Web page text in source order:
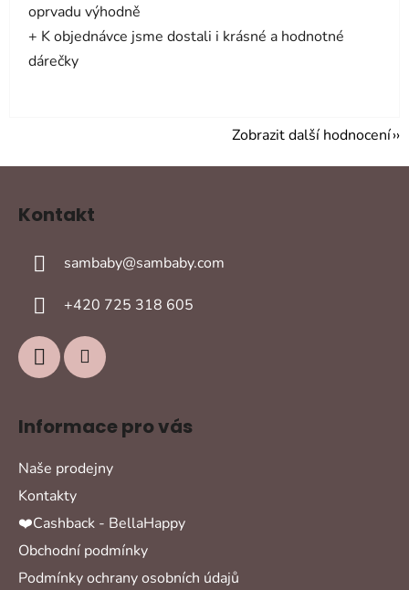
oprvadu výhodně
+ K objednávce jsme dostali i krásné a hodnotné
dárečky
Zobrazit další hodnocení
Kontakt
sambaby@sambaby.com
+420 725 318 605
Informace pro vás
Naše prodejny
Kontakty
❤️Cashback - BellaHappy
Obchodní podmínky
Podmínky ochrany osobních údajů